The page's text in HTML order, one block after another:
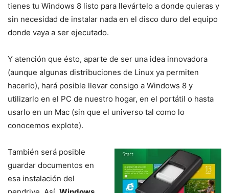
tienes tu Windows 8 listo para llevártelo a donde quieras y
sin necesidad de instalar nada en el disco duro del equipo
donde vaya a ser ejecutado.
Y atención que ésto, aparte de ser una idea innovadora
(aunque algunas distribuciones de Linux ya permiten
hacerlo), hará posible llevar consigo a Windows 8 y
utilizarlo en el PC de nuestro hogar, en el portátil o hasta
usarlo en un Mac (sin que el universo tal como lo
conocemos explote).
También será posible
guardar documentos en
esa instalación del